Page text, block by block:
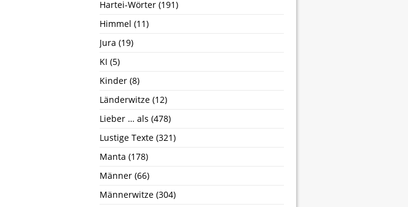
Hartei-Wörter (191)
Himmel (11)
Jura (19)
KI (5)
Kinder (8)
Länderwitze (12)
Lieber … als (478)
Lustige Texte (321)
Manta (178)
Männer (66)
Männerwitze (304)